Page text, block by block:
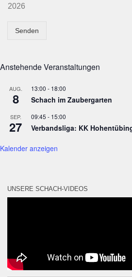
2026
Senden
Anstehende Veranstaltungen
AUG.
8
13:00 - 18:00
Schach im Zaubergarten
SEP.
27
09:45 - 15:00
Verbandsliga: KK
Kalender anzeigen
UNSERE SCHACH-VIDEOS